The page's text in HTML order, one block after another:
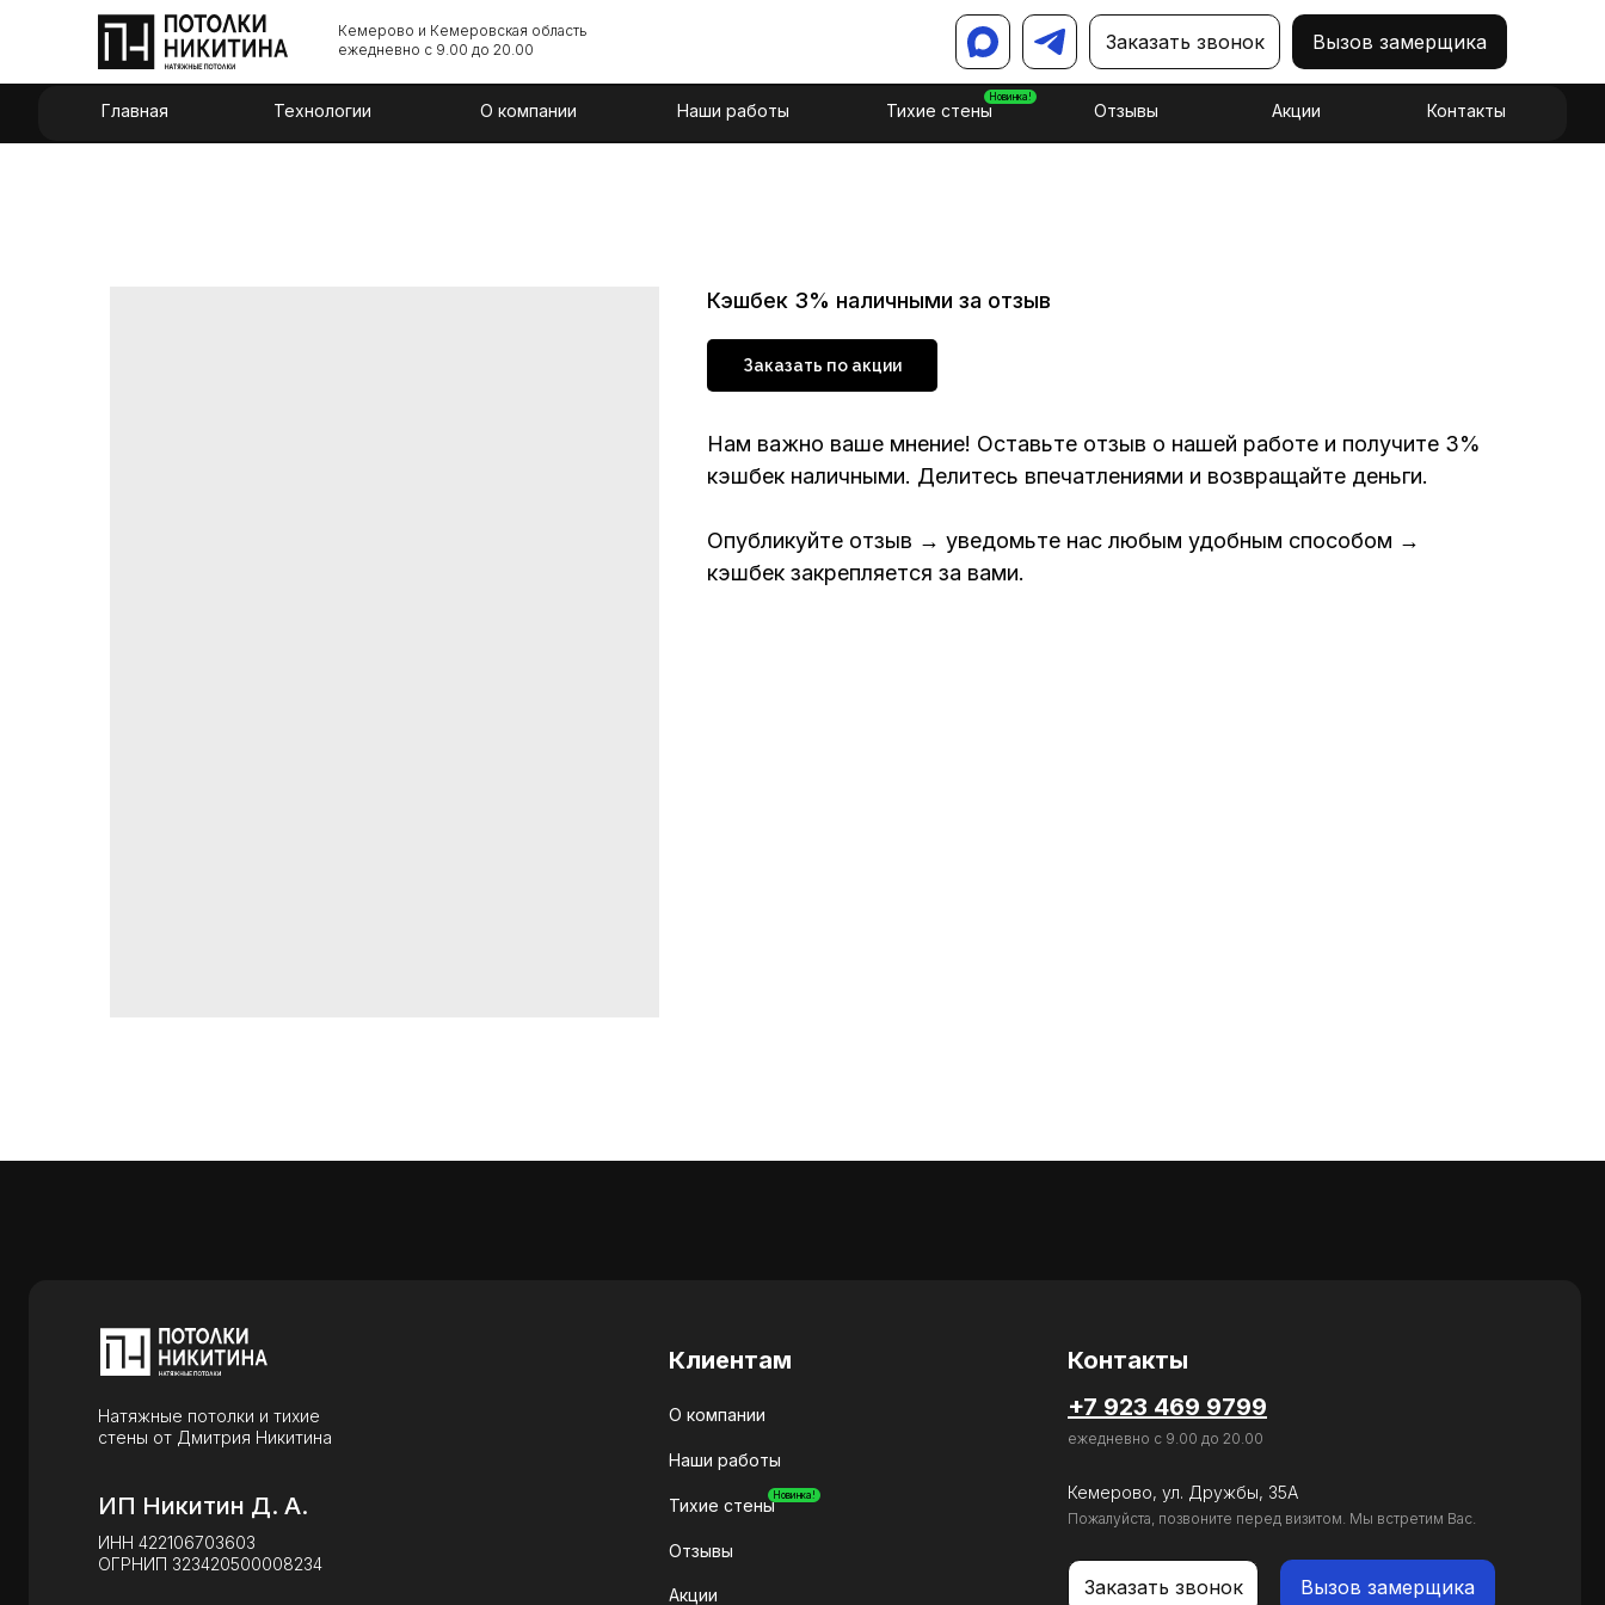
ежедневно с 9.00 до 20.00
Кемерово и Кемеровская область Заказать звонок Вызов замерщика
Технологии
Главная О компании Отзывы Акции Контакты
Наши работы Тихие стены
Новинка!
Кэшбек 3% наличными за отзыв
Заказать по акции
Нам важно ваше мнение! Оставьте отзыв о нашей работе и получите 3%
кэшбек наличными. Делитесь впечатлениями и возвращайте деньги.
Опубликуйте отзыв → уведомьте нас любым удобным способом →
кэшбек закрепляется за вами.
ИП Никитин Д. А.
ИНН 422106703603
ОГРНИП 323420500008234
Натяжные потолки и тихие
стены от Дмитрия Никитина
+7 923 469 9799
Кемерово, ул. Дружбы, 35А
Пожалуйста, позвоните перед визитом. Мы встретим Вас.
Контакты
Клиентам
ежедневно с 9.00 до 20.00
Заказать звонок Вызов замерщика
О компании
Отзывы
Акции
Наши работы
Тихие стеныНовинка!